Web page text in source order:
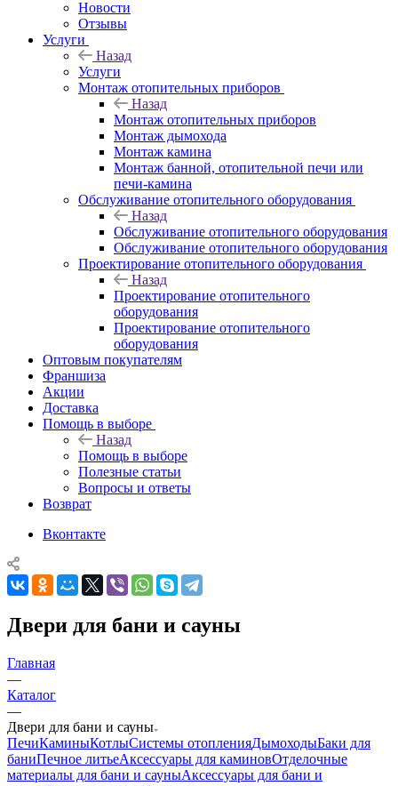
Новости
Отзывы
Услуги
Назад
Услуги
Монтаж отопительных приборов
Назад
Монтаж отопительных приборов
Монтаж дымохода
Монтаж камина
Монтаж банной, отопительной печи или
печи-камина
Обслуживание отопительного оборудования
Назад
Обслуживание отопительного оборудования
Обслуживание отопительного оборудования
Проектирование отопительного оборудования
Назад
Проектирование отопительного
оборудования
Проектирование отопительного
оборудования
Оптовым покупателям
Франшиза
Акции
Доставка
Помощь в выборе
Назад
Помощь в выборе
Полезные статьи
Вопросы и ответы
Возврат
Вконтакте
Двери для бани и сауны
Главная
—
Каталог
—
Двери для бани и сауны
ПечиКаминыКотлыСистемы отопленияДымоходыБаки для
баниПечное литьеАксессуары для каминовОтделочные
материалы для бани и сауныАксессуары для бани и